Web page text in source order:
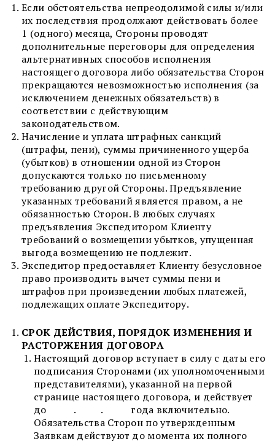
Если обстоятельства непреодолимой силы и/или
их последствия продолжают действовать более
1 (одного) месяца, Стороны проводят
дополнительные переговоры для определения
альтернативных способов исполнения
настоящего договора либо обязательства Сторон
прекращаются невозможностью исполнения (за
исключением денежных обязательств) в
соответствии с действующим
законодательством.
Начисление и уплата штрафных санкций
(штрафы, пени), суммы причиненного ущерба
(убытков) в отношении одной из Сторон
допускаются только по письменному
требованию другой Стороны. Предъявление
указанных требований является правом, а не
обязанностью Сторон. В любых случаях
предъявления Экспедитором Клиенту
требований о возмещении убытков, упущенная
выгода возмещению не подлежит.
Экспедитор предоставляет Клиенту безусловное
право производить вычет суммы пени и
штрафов при произведении любых платежей,
подлежащих оплате Экспедитору.
СРОК ДЕЙСТВИЯ, ПОРЯДОК ИЗМЕНЕНИЯ И
РАСТОРЖЕНИЯ ДОГОВОРА
Настоящий договор вступает в силу с даты его
подписания Сторонами (их уполномоченными
представителями), указанной на первой
странице настоящего договора, и действует
до . . года включительно.
Обязательства Сторон по утвержденным
Заявкам действуют до момента их полного